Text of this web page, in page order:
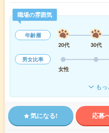
職場の雰囲気
年齢層
20代
30代
男女比率
女性
も
気になる! 応募